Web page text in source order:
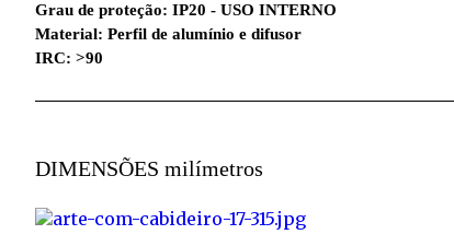
Grau de proteção: IP20 - USO INTERNO
Material: Perfil de alumínio e difusor
IRC: >90
DIMENSÕES milímetros